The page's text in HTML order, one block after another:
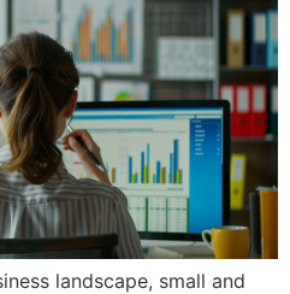
landscape, small and